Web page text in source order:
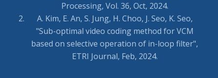
Processing, Vol. 36, Oct, 2024.
A. Kim, E. An, S. Jung, H. Choo, J. Seo, K. Seo,
"Sub-optimal video coding method for VCM
based on selective operation of in-loop filter",
ETRI Journal, Feb, 2024.